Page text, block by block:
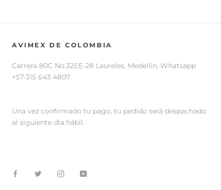
AVIMEX DE COLOMBIA
Carrera 80C No.32EE-28 Laureles, Medellin, Whatsapp
+57-315 643 4807
Una vez confirmado tu pago, tu pedido será despachado
al siguiente día hábil.